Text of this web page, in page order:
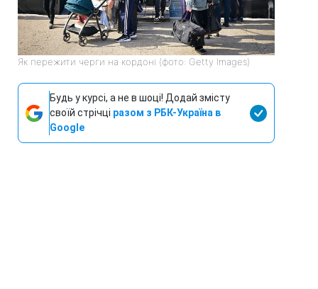
Як пережити черги на кордоні (фото: Getty Images)
Будь у курсі, а не в шоці! Додай змісту
своїй стрічці разом з РБК-Україна в
Google